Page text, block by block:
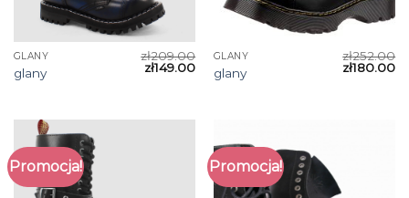
GLANY
glany
zł209.00
zł149.00
GLANY
glany
zł252.00
zł180.00
Promocja! Promocja!